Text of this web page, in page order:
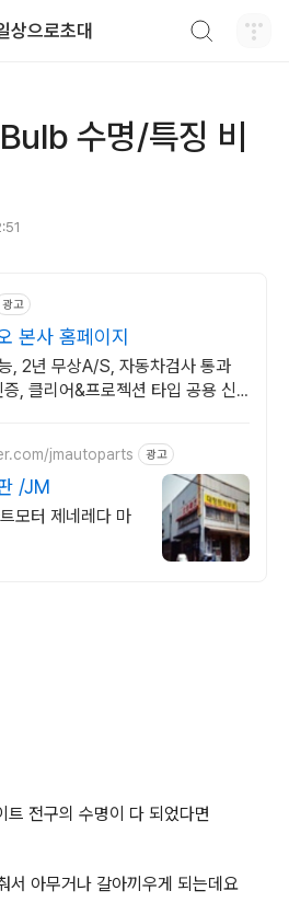
상으로초대
수명/특징 비
광고
본사 홈페이지
, 2년 무상A/S, 자동차검사 통과
, 클리어&프로젝션 타입 공용 신
jmautoparts 광고
/JM
모터 제네레다 마
트 전구의 수명이 다 되었다면
서 아무거나 갈아끼우게 되는데요